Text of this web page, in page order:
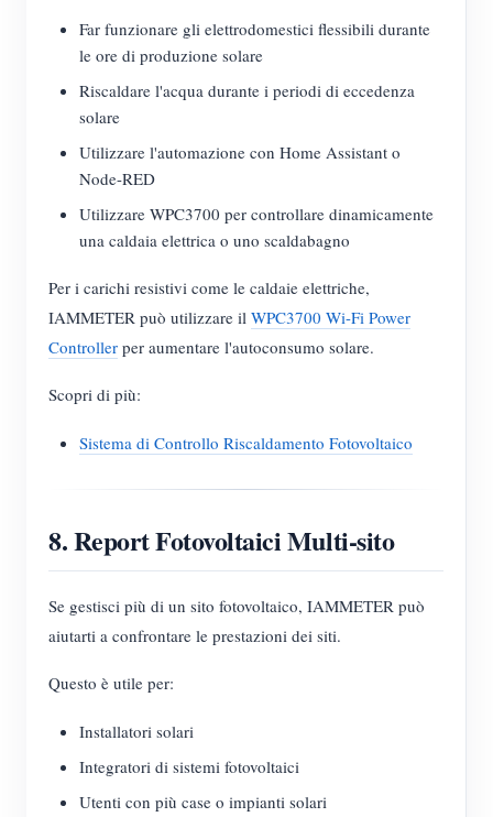
Far funzionare gli elettrodomestici flessibili durante
le ore di produzione solare
Riscaldare l'acqua durante i periodi di eccedenza
solare
Utilizzare l'automazione con Home Assistant o
Node-RED
Utilizzare WPC3700 per controllare dinamicamente
una caldaia elettrica o uno scaldabagno
Per i carichi resistivi come le caldaie elettriche,
IAMMETER può utilizzare il WPC3700 Wi-Fi Power
Controller per aumentare l'autoconsumo solare.
Scopri di più:
Sistema di Controllo Riscaldamento Fotovoltaico
8. Report Fotovoltaici Multi-sito
Se gestisci più di un sito fotovoltaico, IAMMETER può
aiutarti a confrontare le prestazioni dei siti.
Questo è utile per:
Installatori solari
Integratori di sistemi fotovoltaici
Utenti con più case o impianti solari